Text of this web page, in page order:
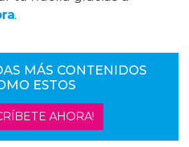
.
MÁS CONTENIDOS
ESTOS
AHORA!